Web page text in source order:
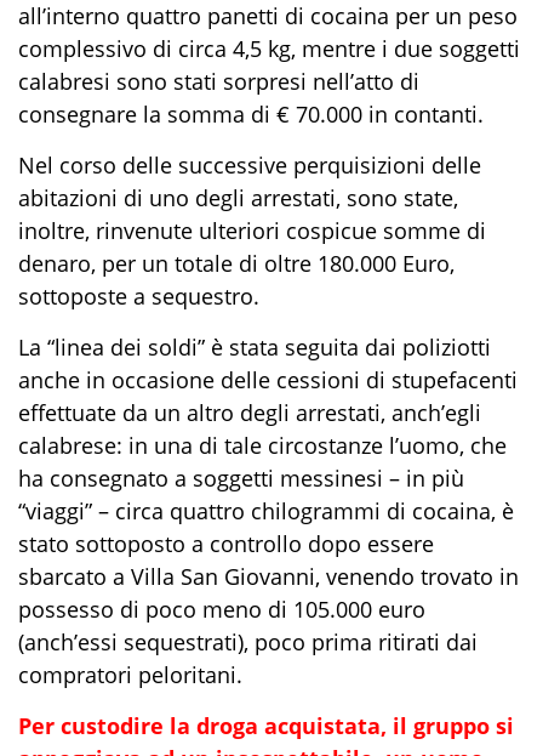
all’interno quattro panetti di cocaina per un peso
complessivo di circa 4,5 kg, mentre i due soggetti
calabresi sono stati sorpresi nell’atto di
consegnare la somma di € 70.000 in contanti.
Nel corso delle successive perquisizioni delle
abitazioni di uno degli arrestati, sono state,
inoltre, rinvenute ulteriori cospicue somme di
denaro, per un totale di oltre 180.000 Euro,
sottoposte a sequestro.
La “linea dei soldi” è stata seguita dai poliziotti
anche in occasione delle cessioni di stupefacenti
effettuate da un altro degli arrestati, anch’egli
calabrese: in una di tale circostanze l’uomo, che
ha consegnato a soggetti messinesi – in più
“viaggi” – circa quattro chilogrammi di cocaina, è
stato sottoposto a controllo dopo essere
sbarcato a Villa San Giovanni, venendo trovato in
possesso di poco meno di 105.000 euro
(anch’essi sequestrati), poco prima ritirati dai
compratori peloritani.
Per custodire la droga acquistata, il gruppo si